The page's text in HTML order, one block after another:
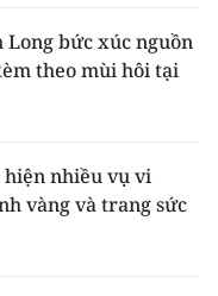
bức xúc nguồn
theo mùi hôi tại
nhiều vụ vi
vàng và trang sức